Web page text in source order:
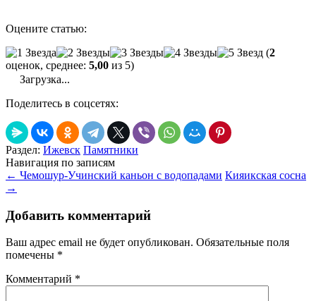
Оцените статью:
(2
оценок, среднее: 5,00 из 5)
Загрузка...
Поделитесь в соцсетях:
Раздел: Ижевск Памятники
Навигация по записям
← Чемошур-Учинский каньон с водопадами Кияикская сосна
→
Добавить комментарий
Ваш адрес email не будет опубликован. Обязательные поля
помечены *
Комментарий *